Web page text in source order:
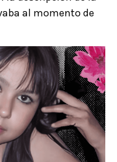
al momento de